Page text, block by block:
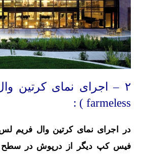
۲ – اجرای نمای کرتین
farmeless ) :
در اجرای نمای کرتین وال فریم
فیس کپ دیگر از درپوش در سطح